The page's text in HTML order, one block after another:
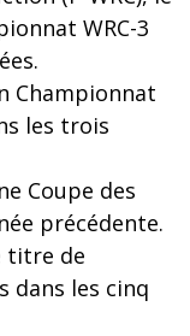
WRC-3
Championnat
les trois
Coupe des
précédente.
titre de
dans les cinq